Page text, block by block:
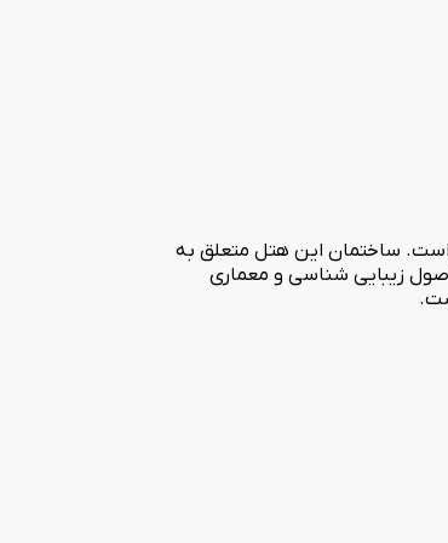
هتل های یزد در قلب بافت تاریخی در سال 1395 و بخشی از آن در زمستان1402 افتتاح شده است. ساختمان این هتل متعلق به
به طور کلی هتل فاضلی بر اساس اصول زیبایی شناسی و معماری